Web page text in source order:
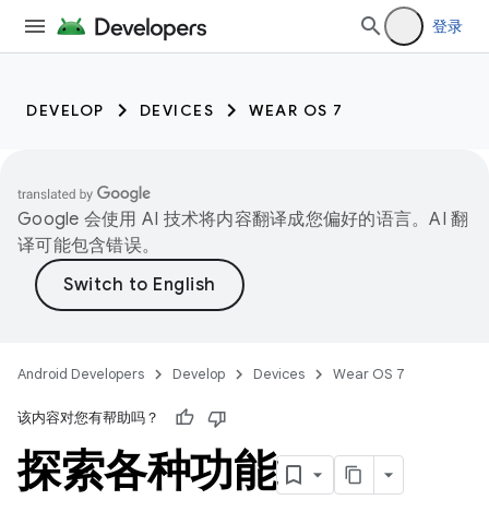
登录
DEVELOP DEVICES WEAR OS 7
Google 会使用 AI 技术将内容翻译成您偏好的语言。AI 翻
译可能包含错误。
Android Developers Develop Devices Wear OS 7
该内容对您有帮助吗？
探索各种功能